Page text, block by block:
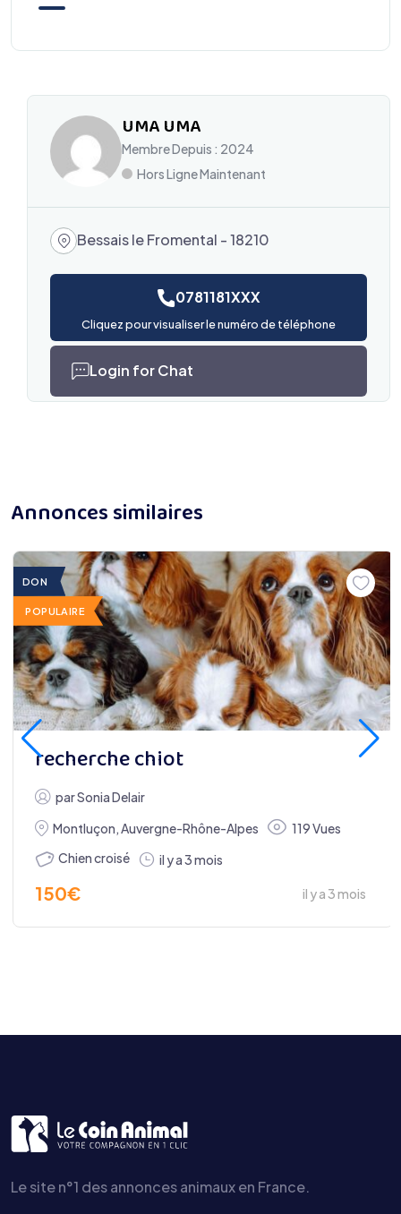
UMA UMA
Membre Depuis : 2024
Hors Ligne Maintenant
Bessais le Fromental - 18210
0781181XXX
Cliquez pour visualiser le numéro de téléphone
Login for Chat
Annonces similaires
DON
POPULAIRE
recherche chiot
parSonia Delair
Montluçon,Auvergne-Rhône-Alpes
119 Vues
Chien croisé
il y a 3 mois
150€ il y a 3 mois
Le site n°1 des annonces animaux en France.